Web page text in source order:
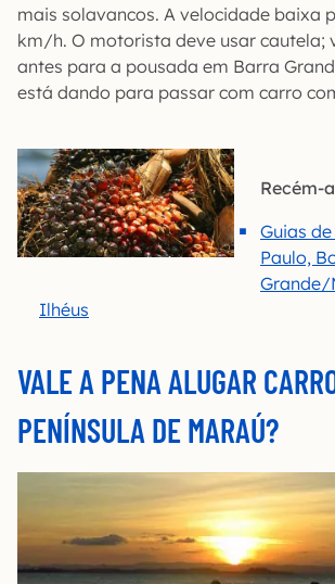
mais solavancos. A velocidade baixa
km/h. O motorista deve usar cautela;
antes para a pousada em Barra
está dando para passar com carro
Recém-
Guias
Paulo,
Grande/
Ilhéus
VALE A PENA ALUGAR
PENÍNSULA DE MARAÚ?